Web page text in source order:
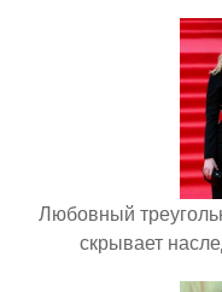
Любовный
скрывает